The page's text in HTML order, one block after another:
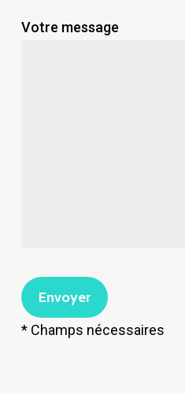
Votre message
* Champs nécessaires